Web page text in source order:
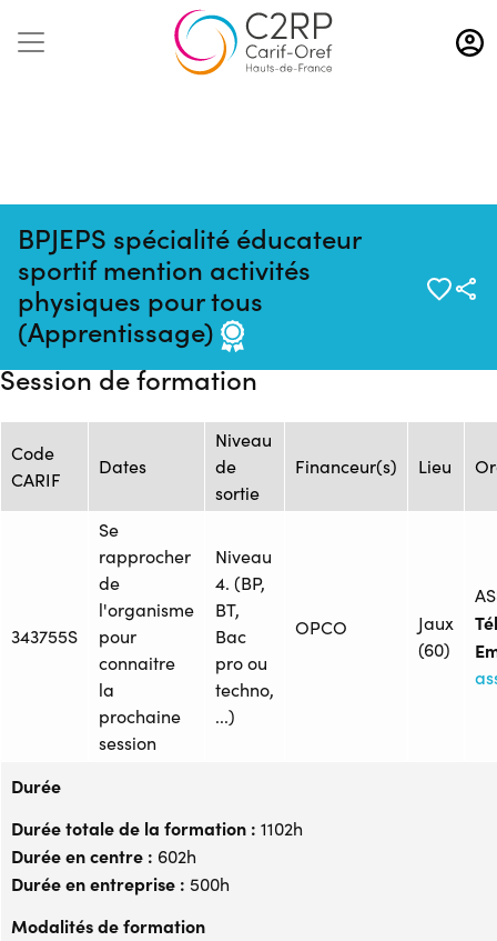
Aller
au
contenu
BPJEPS spécialité éducateur
sportif mention activités
physiques pour tous
(Apprentissage)
Mise à jour :
10/03/2025
Formation :
2451144F
Source :
Session de formation
Code
CARIF
Dates
Niveau
de
sortie
Financeur(s) Lieu
343755S
Se
rapprocher
de
l'organisme
pour
connaitre
la
prochaine
session
Niveau
4. (BP,
BT,
Bac
pro ou
techno,
...)
OPCO
Jaux
(60)
Durée
Durée totale de la formation : 1102h
Durée en centre : 602h
Durée en entreprise : 500h
Modalités de formation